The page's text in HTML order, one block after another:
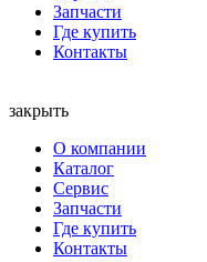
Запчасти
Где купить
Контакты
закрыть
О компании
Каталог
Сервис
Запчасти
Где купить
Контакты